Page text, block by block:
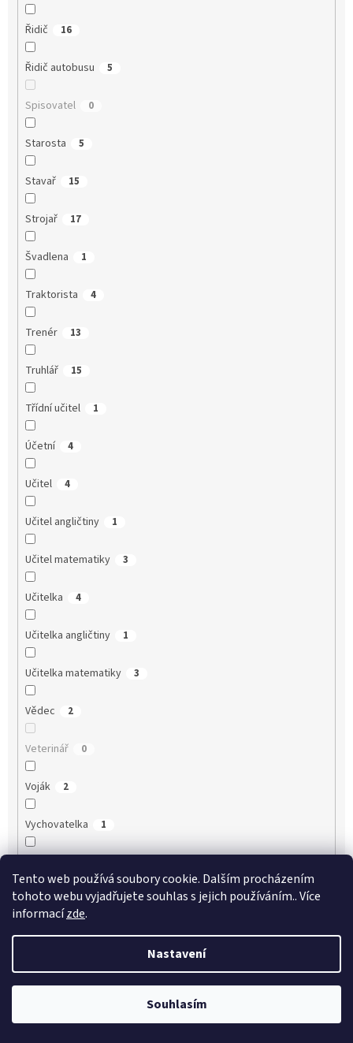
Tento web používá soubory cookie. Dalším procházením
tohoto webu vyjadřujete souhlas s jejich používáním.. Více
informacízde.
Nastavení
Souhlasím
Řidič 16
Řidič autobusu 5
Spisovatel 0
Starosta 5
Stavař 15
Strojař 17
Švadlena 1
Traktorista 4
Trenér 13
Truhlář 15
Třídní učitel 1
Účetní 4
Učitel 4
Učitel angličtiny 1
Učitel matematiky 3
Učitelka 4
Učitelka angličtiny 1
Učitelka matematiky 3
Vědec 2
Veterinář 0
Voják 2
Vychovatelka 1
Zdravotní sestra 1
Zdravotník 1
Zedník 17